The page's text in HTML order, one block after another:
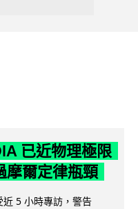
已近物理極限
摩爾定律瓶頸
5 小時專訪，警告